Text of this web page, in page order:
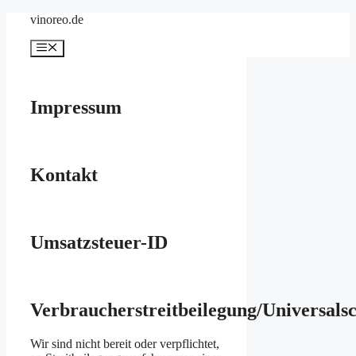
springen
vinoreo.de
Menü
Impressum
Kontakt
Umsatzsteuer-ID
Verbraucherstreitbeilegung/
Wir sind nicht bereit oder verpflichtet,